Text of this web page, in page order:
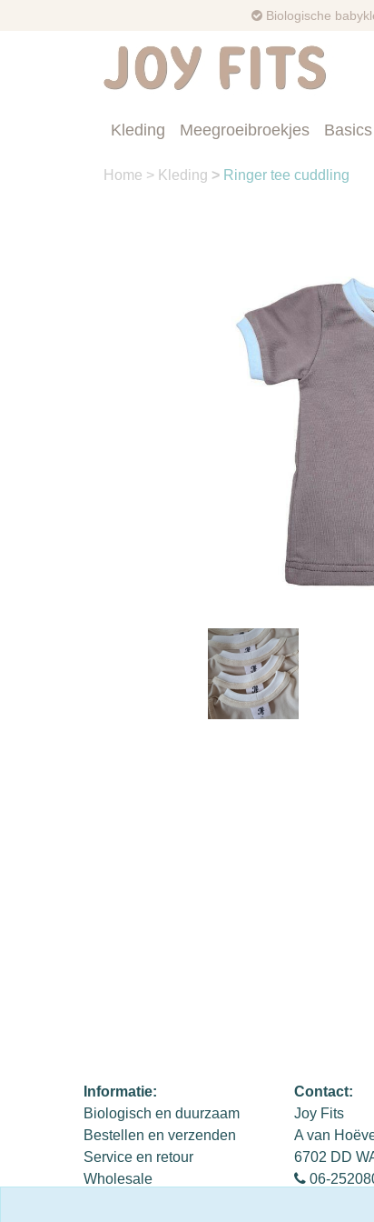
Biologische
Kleding Meegroeibroekjes Basics
Home > Kleding > Ringer tee cuddling
Informatie:
Biologisch en duurzaam
Bestellen en verzenden
Service en retour
Wholesale
Contact:
Joy Fits
A van
6702 DD
06-